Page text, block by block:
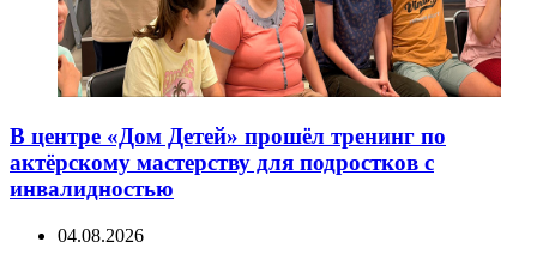
В центре «Дом Детей» прошёл тренинг по
актёрскому мастерству для подростков с
инвалидностью
04.08.2026